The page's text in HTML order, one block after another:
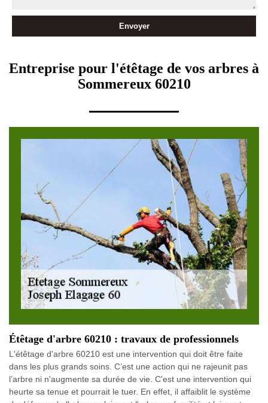
Entreprise pour l'étêtage de vos arbres à
Sommereux 60210
Étêtage d'arbre 60210 : travaux de professionnels
L'étêtage d'arbre 60210 est une intervention qui doit être faite
dans les plus grands soins. C’est une action qui ne rajeunit pas
l’arbre ni n'augmente sa durée de vie. C'est une intervention qui
heurte sa tenue et pourrait le tuer. En effet, il affaiblit le système